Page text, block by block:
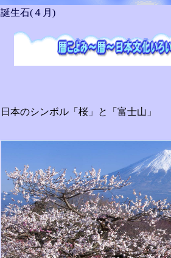
誕生石(４月)
日本のシンボル「桜」と「富士山」